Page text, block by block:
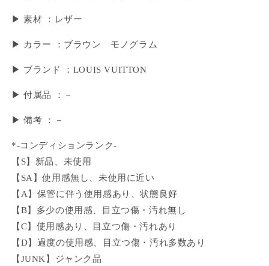
▶ 素材 ：レザー
▶ カラー ：ブラウン モノグラム
▶ ブランド ：LOUIS VUITTON
▶ 付属品 ：－
▶︎ 備考 ：－
*-コンディションランク-
【S】新品、未使用
【SA】使用感無し、未使用に近い
【A】保管に伴う使用感あり、状態良好
【B】多少の使用感、目立つ傷・汚れ無し
【C】使用感あり、目立つ傷・汚れあり
【D】過度の使用感、目立つ傷・汚れ多数あり
【JUNK】ジャンク品